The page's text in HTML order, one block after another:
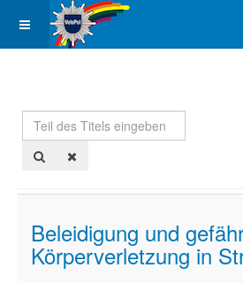
Teil
des
Titels
Beleidigung und
Körperverletzung in